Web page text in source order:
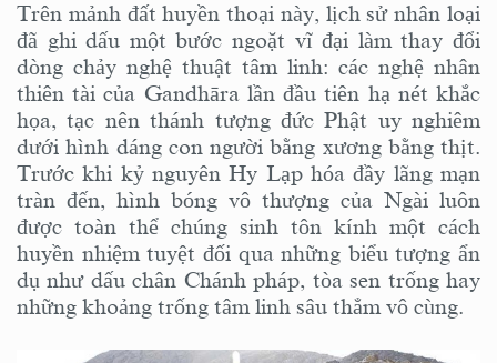
Trên mảnh đất huyền thoại này, lịch sử nhân loại
đã ghi dấu một bước ngoặt vĩ đại làm thay đổi
dòng chảy nghệ thuật tâm linh: các nghệ nhân
thiên tài của Gandhāra lần đầu tiên hạ nét khắc
họa, tạc nên thánh tượng đức Phật uy nghiêm
dưới hình dáng con người bằng xương bằng thịt.
Trước khi kỷ nguyên Hy Lạp hóa đầy lãng mạn
tràn đến, hình bóng vô thượng của Ngài luôn
được toàn thể chúng sinh tôn kính một cách
huyền nhiệm tuyệt đối qua những biểu tượng ẩn
dụ như dấu chân Chánh pháp, tòa sen trống hay
những khoảng trống tâm linh sâu thẳm vô cùng.